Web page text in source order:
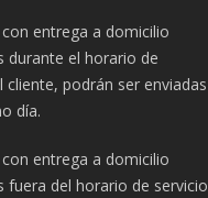
entrega a domicilio
durante el horario de
cliente, podrán ser enviadas
día.
entrega a domicilio
fuera del horario de servicio